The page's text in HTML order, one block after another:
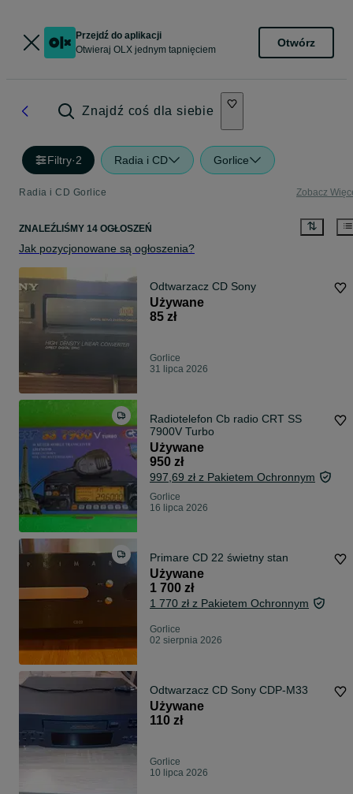
Przejdź do aplikacji
Otwieraj OLX jednym tapnięciem
Otwórz
Znajdź coś dla siebie
Filtry·2 Radia i CD Gorlice
Radia i CD Gorlice Zobacz
ZNALEŹLIŚMY 14 OGŁOSZEŃ
Jak pozycjonowane są ogłoszenia?
Odtwarzacz CD Sony
Używane
85 zł
Gorlice
31 lipca 2026
Radiotelefon Cb radio CRT SS
7900V Turbo
Używane
950 zł
997,69 zł z Pakietem Ochronnym
Gorlice
16 lipca 2026
Primare CD 22 świetny stan
Używane
1 700 zł
1 770 zł z Pakietem Ochronnym
Gorlice
02 sierpnia 2026
Odtwarzacz CD Sony CDP-M33
Używane
110 zł
Gorlice
10 lipca 2026